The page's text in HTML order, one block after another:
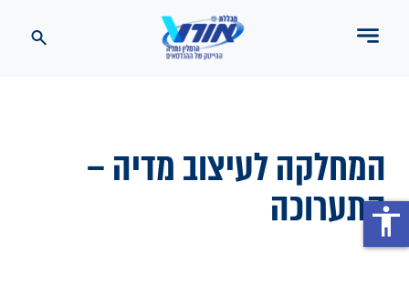
המחלקה לעיצוב מדיה –
התערוכהaccessibility